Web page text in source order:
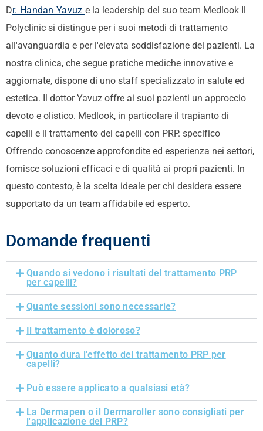
Dr. Handan Yavuz e la leadership del suo team MedlookIl
Polyclinic si distingue per i suoi metodi di trattamento
all'avanguardia e per l'elevata soddisfazione dei pazienti. La
nostra clinica, che segue pratiche mediche innovative e
aggiornate, dispone di uno staff specializzato in salute ed
estetica. Il dottor Yavuz offre ai suoi pazienti un approccio
devoto e olistico. Medlook, in particolare il trapianto di
capelli e il trattamento dei capelli con PRP. specifico
Offrendo conoscenze approfondite ed esperienza nei settori,
fornisce soluzioni efficaci e di qualità ai propri pazienti. In
questo contesto, è la scelta ideale per chi desidera essere
supportato da un team affidabile ed esperto.
Domande frequenti
Quando si vedono i risultati del trattamento PRP
per capelli?
Quante sessioni sono necessarie?
Il trattamento è doloroso?
Quanto dura l'effetto del trattamento PRP per
capelli?
Può essere applicato a qualsiasi età?
La Dermapen o il Dermaroller sono consigliati per
l'applicazione del PRP?